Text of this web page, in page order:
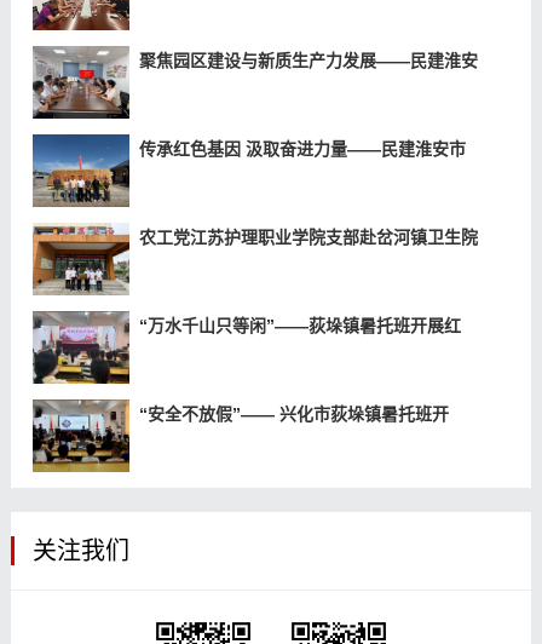
聚焦园区建设与新质生产力发展——民建淮安
传承红色基因 汲取奋进力量——民建淮安市
农工党江苏护理职业学院支部赴岔河镇卫生院
“万水千山只等闲”——荻垛镇暑托班开展红
“安全不放假”—— 兴化市荻垛镇暑托班开
关注我们